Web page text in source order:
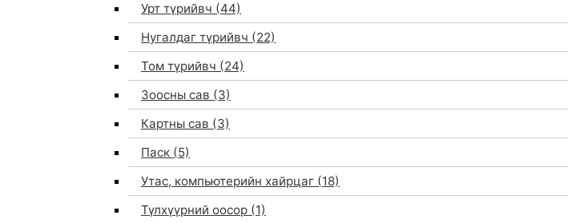
Урт түрийвч (44)
Нугалдаг түрийвч (22)
Том түрийвч (24)
Зоосны сав (3)
Картны сав (3)
Паск (5)
Утас, компьютерийн хайрцаг (18)
Түлхүүрний оосор (1)